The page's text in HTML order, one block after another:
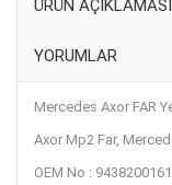
ÜRÜN AÇIKLAMASI
YORUMLAR
Mercedes Axor FAR
Axor Mp2 Far,
OEM No : 9438200161